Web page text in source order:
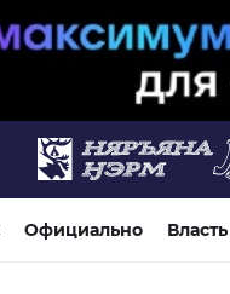
Официально Власть